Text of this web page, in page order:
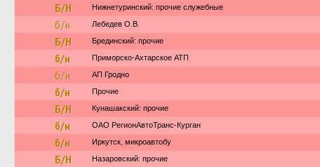
Б/Н Нижнетуринский: прочие служебные
б/н Лебедев О.В.
Б/Н Брединский: прочие
б/н Приморско-Ахтарское АТП
б/н АП Гродно
б/н Прочие
Б/Н Кунашакский: прочие
б/н ОАО РегионАвтоТранс-Курган
б/н Иркутск, микроавтобу
Б/Н Назаровский: прочие